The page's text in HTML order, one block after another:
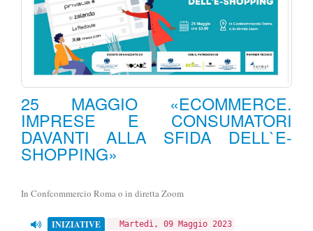
25 MAGGIO «ECOMMERCE.
IMPRESE E CONSUMATORI
DAVANTI ALLA SFIDA DELL`E-
SHOPPING»
In Confcommercio Roma o in diretta Zoom
INIZIATIVE Martedì, 09 Maggio 2023